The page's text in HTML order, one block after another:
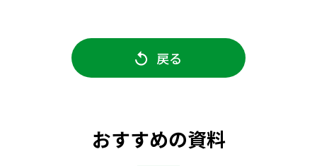
戻る
おすすめの資料